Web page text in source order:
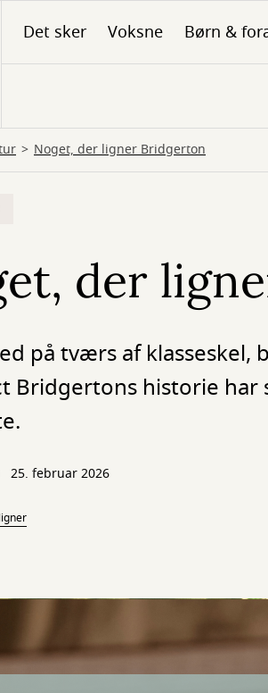
Det sker Voksne Børn &
Noget, der ligner Bridgerton
der
på tværs af klasseskel,
Bridgertons historie
25. februar 2026